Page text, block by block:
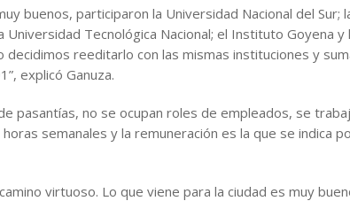
buenos, participaron la Universidad Nacional del Sur;
Universidad Tecnológica Nacional; el Instituto Goyena y
reeditarlo con las mismas instituciones y
explicó Ganuza.
pasantías, no se ocupan roles de empleados, se
semanales y la remuneración es la que se indica
virtuoso. Lo que viene para la ciudad es muy